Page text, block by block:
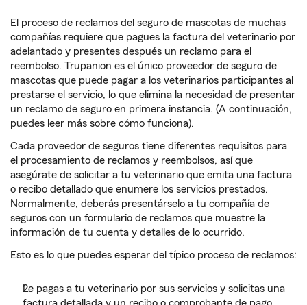
El proceso de reclamos del seguro de mascotas de muchas
compañías requiere que pagues la factura del veterinario por
adelantado y presentes después un reclamo para el
reembolso. Trupanion es el único proveedor de seguro de
mascotas que puede pagar a los veterinarios participantes al
prestarse el servicio, lo que elimina la necesidad de presentar
un reclamo de seguro en primera instancia. (A continuación,
puedes leer más sobre cómo funciona).
Cada proveedor de seguros tiene diferentes requisitos para
el procesamiento de reclamos y reembolsos, así que
asegúrate de solicitar a tu veterinario que emita una factura
o recibo detallado que enumere los servicios prestados.
Normalmente, deberás presentárselo a tu compañía de
seguros con un formulario de reclamos que muestre la
información de tu cuenta y detalles de lo ocurrido.
Esto es lo que puedes esperar del típico proceso de reclamos:
Le pagas a tu veterinario por sus servicios y solicitas una